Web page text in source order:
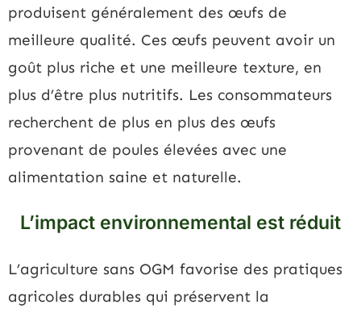
produisent généralement des œufs de
meilleure qualité. Ces œufs peuvent avoir un
goût plus riche et une meilleure texture, en
plus d’être plus nutritifs. Les consommateurs
recherchent de plus en plus des œufs
provenant de poules élevées avec une
alimentation saine et naturelle.
L’impact environnemental est réduit
L’agriculture sans OGM favorise des pratiques
agricoles durables qui préservent la